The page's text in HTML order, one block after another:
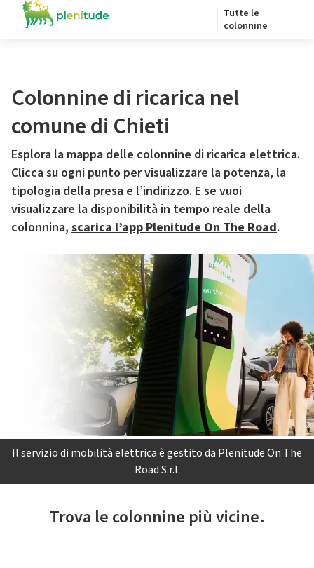
Tutte le
colonnine
Colonnine di ricarica nel
comune di Chieti
Esplora la mappa delle colonnine di ricarica elettrica.
Clicca su ogni punto per visualizzare la potenza, la
tipologia della presa e l’indirizzo. E se vuoi
visualizzare la disponibilità in tempo reale della
colonnina, scarica l’app Plenitude On The Road.
Il servizio di mobilità elettrica è gestito da Plenitude On The
Road S.r.l.
Trova le colonnine più vicine.